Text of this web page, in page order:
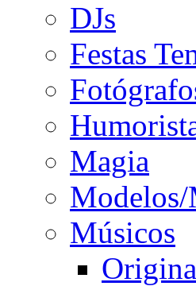
DJs
Festas
Magia
Modelos/
Músicos